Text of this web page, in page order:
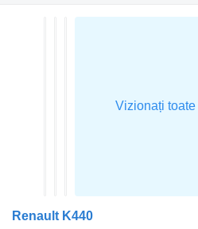
Renault K440